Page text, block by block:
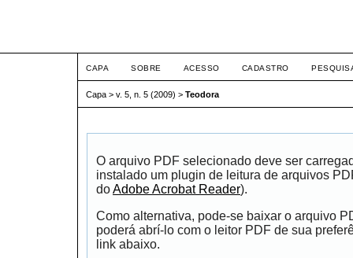
CAPA SOBRE ACESSO CADASTRO
Capa > v. 5, n. 5 (2009) > Teodora
O arquivo PDF selecionado deve ser
instalado um plugin de leitura de arquivos
doAdobe Acrobat Reader).
Como alternativa, pode-se baixar o arquivo
poderá abrí-lo com o leitor PDF de sua
link abaixo.